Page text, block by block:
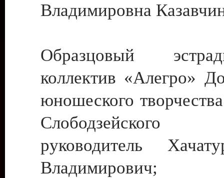
Владимировна
Образцовый
коллектив «Алегро»
юношеского
руководитель
Владимирович;